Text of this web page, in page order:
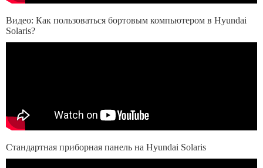
Видео: Как пользоваться бортовым компьютером в Hyundai
Solaris?
Стандартная приборная панель на Hyundai Solaris